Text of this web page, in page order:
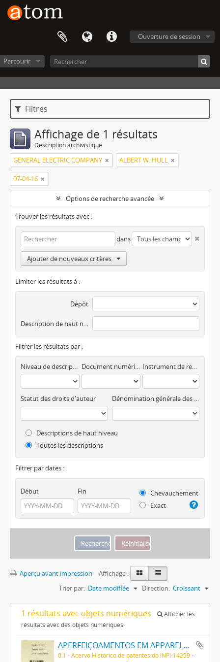
Ouverture de session
Parcourir
Filtres
Affichage de 1 résultats
Description archivistique
GENERAL ELECTRIC COMPANY ALBERT W. HULL
07-04-16
Options de recherche avancée
Trouver les résultats avec :
dans
Ajouter de nouveaux critères
Limiter les résultats à :
Dépôt
Description de haut niveau
Filtrer les résultats par :
Niveau de description Document numérique disponible Instrument de recherche
Statut des droits d'auteur Dénomination générale des documents
Descriptions de haut niveau
Toutes les descriptions
Filtrer par dates :
Début Fin
Chevauchement
Exact
Aperçu avant impression
Affichage :
Trier par: Date modifiée Direction: Croissant
1 résultats avec objets numériques
Afficher les
résultats avec des objets numériques
APERFEIÇOAMENTOS EM APPARELHO PARA DESCARGA DE ELECTRONOS
0.1 - Acervo Histórico de patentes do INPI-14259